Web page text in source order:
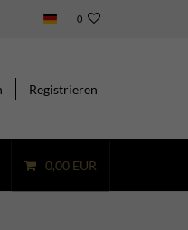
0
Registrieren
0,00 EUR